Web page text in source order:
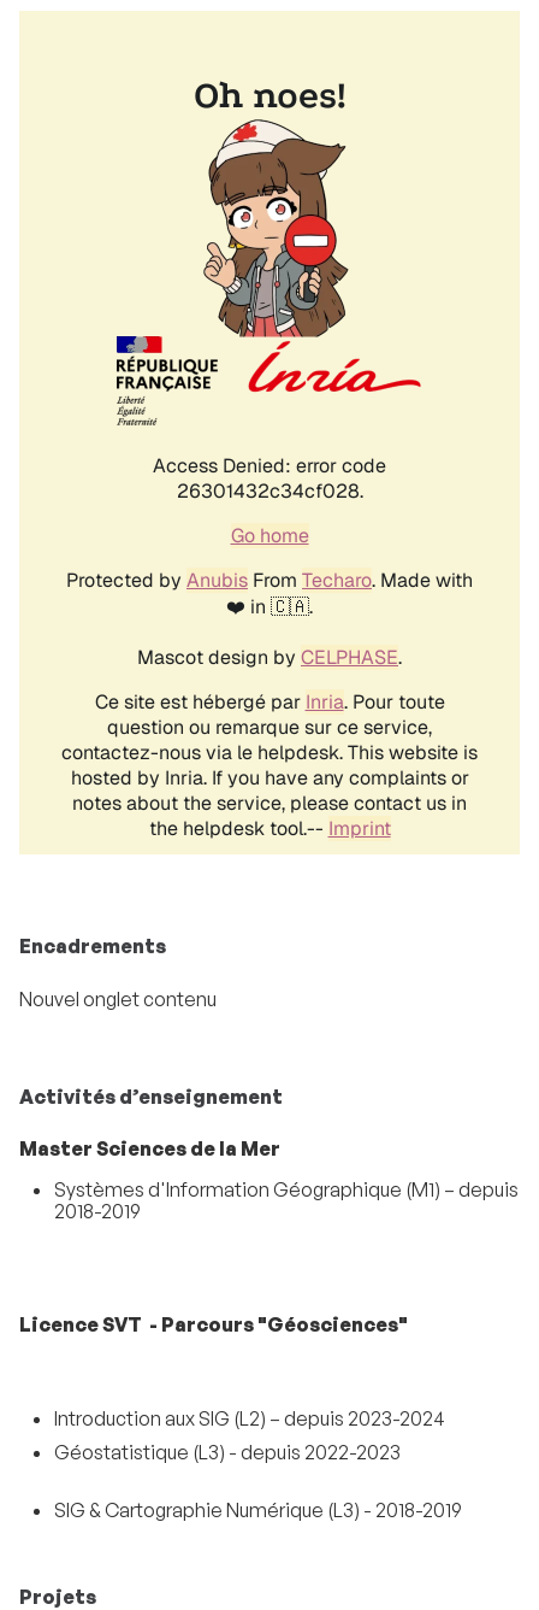
Encadrements
Nouvel onglet contenu
Activités d’enseignement
Master Sciences de la Mer
Systèmes d'Information Géographique (M1) – depuis
2018-2019
Licence SVT - Parcours "Géosciences"
Introduction aux SIG (L2) – depuis 2023-2024
Géostatistique (L3) - depuis 2022-2023
SIG & Cartographie Numérique (L3) - 2018-2019
Projets